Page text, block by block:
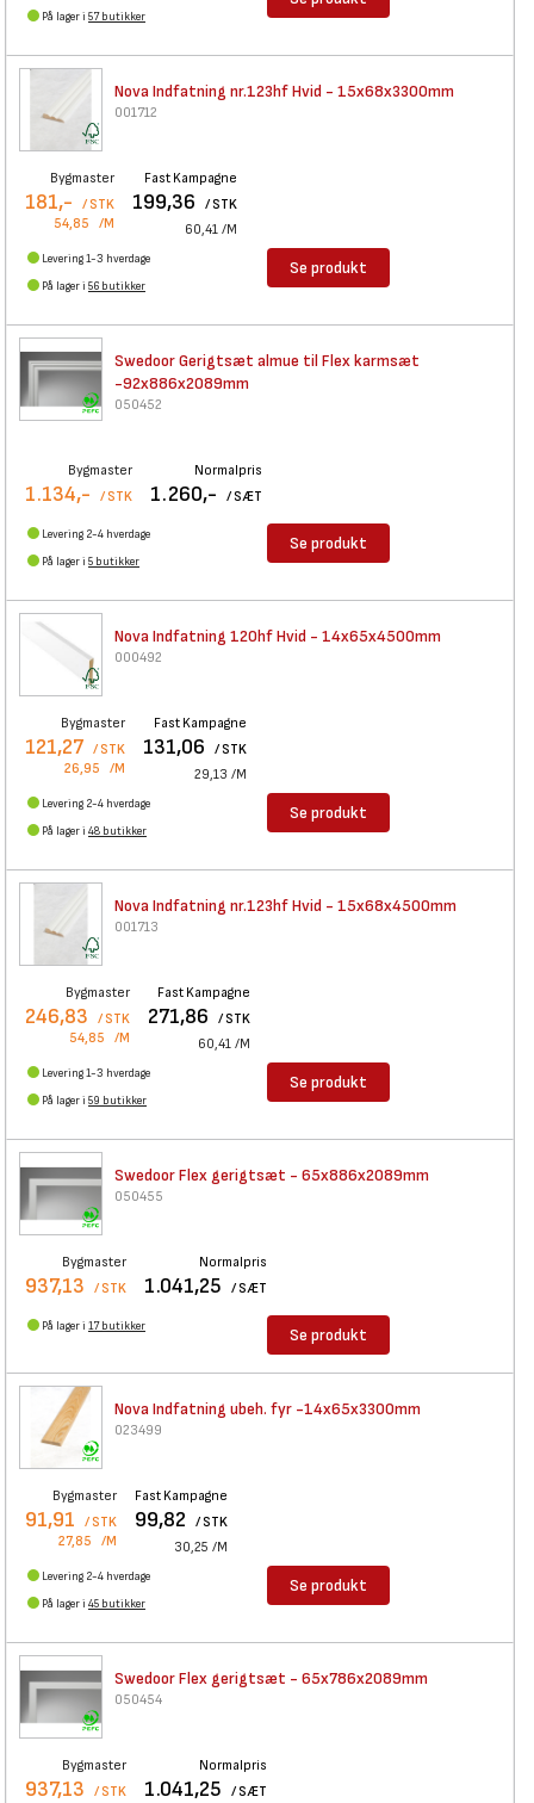
På lager i 57 butikker
Nova Indfatning nr.123hf Hvid - 15x68x3300mm
001712
Bygmaster
181,- / STK
54,85 /M
Fast Kampagne
199,36 / STK
60,41 /M
Levering 1-3 hverdage
På lager i 56 butikker
Se produkt
Swedoor Gerigtsæt almue til Flex karmsæt
-92x886x2089mm
050452
Bygmaster
1.134,- / STK
Normalpris
1.260,- / SÆT
Levering 2-4 hverdage
På lager i 5 butikker
Se produkt
Nova Indfatning 120hf Hvid - 14x65x4500mm
000492
Bygmaster
121,27 / STK
26,95 /M
Fast Kampagne
131,06 / STK
29,13 /M
Levering 2-4 hverdage
På lager i 48 butikker
Se produkt
Nova Indfatning nr.123hf Hvid - 15x68x4500mm
001713
Bygmaster
246,83 / STK
54,85 /M
Fast Kampagne
271,86 / STK
60,41 /M
Levering 1-3 hverdage
På lager i 59 butikker
Se produkt
Swedoor Flex gerigtsæt - 65x886x2089mm
050455
Bygmaster
937,13 / STK
Normalpris
1.041,25 / SÆT
På lager i 17 butikker Se produkt
Nova Indfatning ubeh. fyr -14x65x3300mm
023499
Bygmaster
91,91 / STK
27,85 /M
Fast Kampagne
99,82 / STK
30,25 /M
Levering 2-4 hverdage
På lager i 45 butikker
Se produkt
Swedoor Flex gerigtsæt - 65x786x2089mm
050454
Bygmaster
937,13 / STK
Normalpris
1.041,25 / SÆT